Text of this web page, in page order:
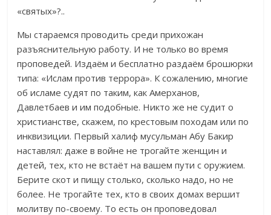
«святых»?..
Мы стараемся проводить среди прихожан
разъяснительную работу. И не только во время
проповедей. Издаём и бесплатно раздаём брошюрки
типа: «Ислам против террора». К сожалению, многие
об исламе судят по таким, как Амерханов,
Давлетбаев и им подобные. Никто же не судит о
христианстве, скажем, по крестовым походам или по
инквизиции. Первый халиф мусульман Абу Бакир
наставлял: даже в войне не трогайте женщин и
детей, тех, кто не встаёт на вашем пути с оружием.
Берите скот и пищу столько, сколько надо, но не
более. Не трогайте тех, кто в своих домах вершит
молитву по-своему. То есть он проповедовал